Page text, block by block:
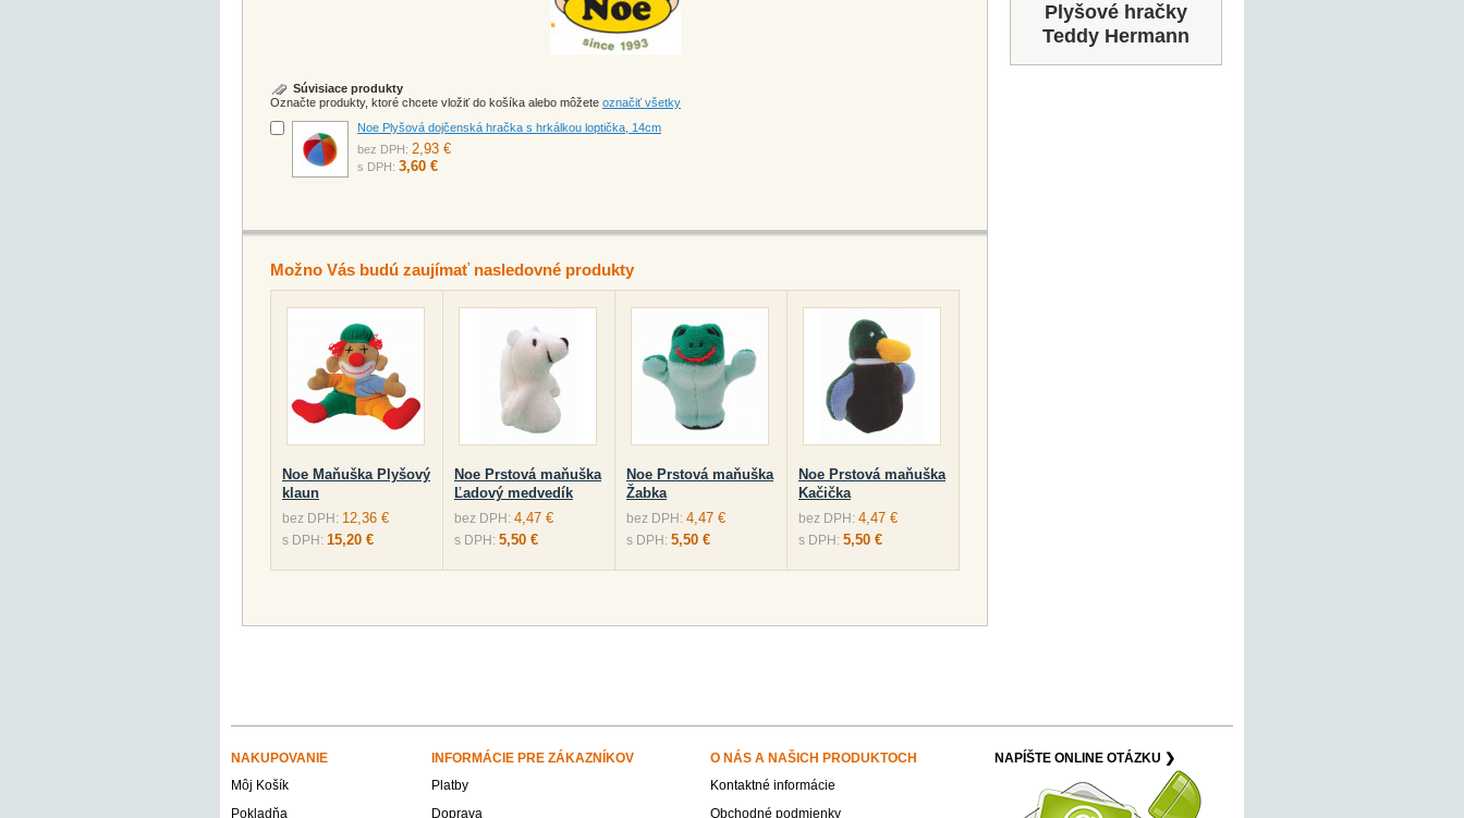
Súvisiace produkty
Označte produkty, ktoré chcete vložiť do košíka alebo môžete označiť všetky
Noe Plyšová dojčenská hračka s hrkálkou loptička, 14cm
bez DPH: 2,93 €
s DPH: 3,60 €
Možno Vás budú zaujímať nasledovné produkty
Noe Maňuška Plyšový
klaun
bez DPH: 12,36 €
s DPH: 15,20 €
Noe Prstová maňuška
Ľadový medvedík
bez DPH: 4,47 €
s DPH: 5,50 €
Noe Prstová maňuška
Žabka
bez DPH: 4,47 €
s DPH: 5,50 €
Noe Prstová maňuška
Kačička
bez DPH: 4,47 €
s DPH: 5,50 €
Plyšové hračky
Teddy Hermann
NAKUPOVANIE INFORMÁCIE PRE ZÁKAZNÍKOV O NÁS A NAŠICH PRODUKTOCH
NAPÍŠTE ONLINE OTÁZKU ❯
Môj Košík
Platby
Kontaktné informácie
Pokladňa
Doprava Obchodné podmienky